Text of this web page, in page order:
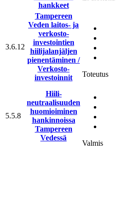
hankkeet
3.6.12
Tampereen
Veden laitos- ja
verkosto­
investointien
hiili­jalan­jäljen
pienentäminen /
Verkosto­
investoinnit
Toteutus
5.5.8
Hiili­
neutraalisuuden
huomioiminen
hankinnoissa
Tampereen
Vedessä
Valmis